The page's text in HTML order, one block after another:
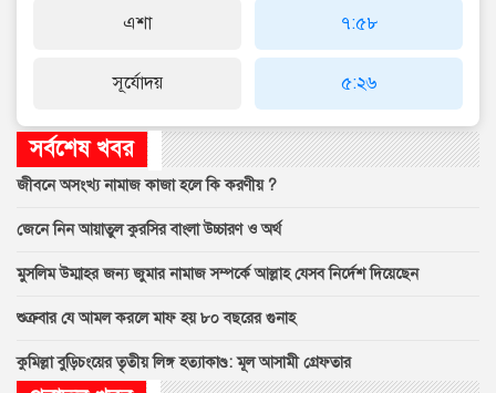
এশা
সূর্যোদয়
৭:৫৮
৫:২৬
সর্বশেষ খবর
জীবনে অসংখ্য নামাজ কাজা হলে কি করণীয় ?
জেনে নিন আয়াতুল কুরসির বাংলা উচ্চারণ ও অর্থ
মুসলিম উম্মাহর জন্য জুমার নামাজ সম্পর্কে আল্লাহ যেসব নির্দেশ দিয়েছেন
শুক্রবার যে আমল করলে মাফ হয় ৮০ বছরের গুনাহ
কুমিল্লা বুড়িচংয়ের তৃতীয় লিঙ্গ হত্যাকাণ্ড: মূল আসামী গ্রেফতার